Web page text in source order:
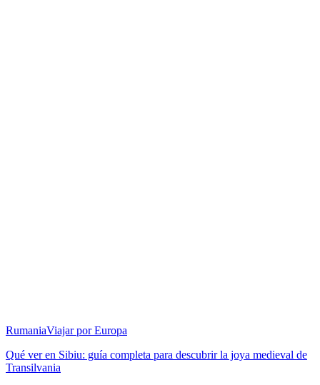
RumaniaViajar por Europa
Qué ver en Sibiu: guía completa para descubrir la joya medieval de
Transilvania